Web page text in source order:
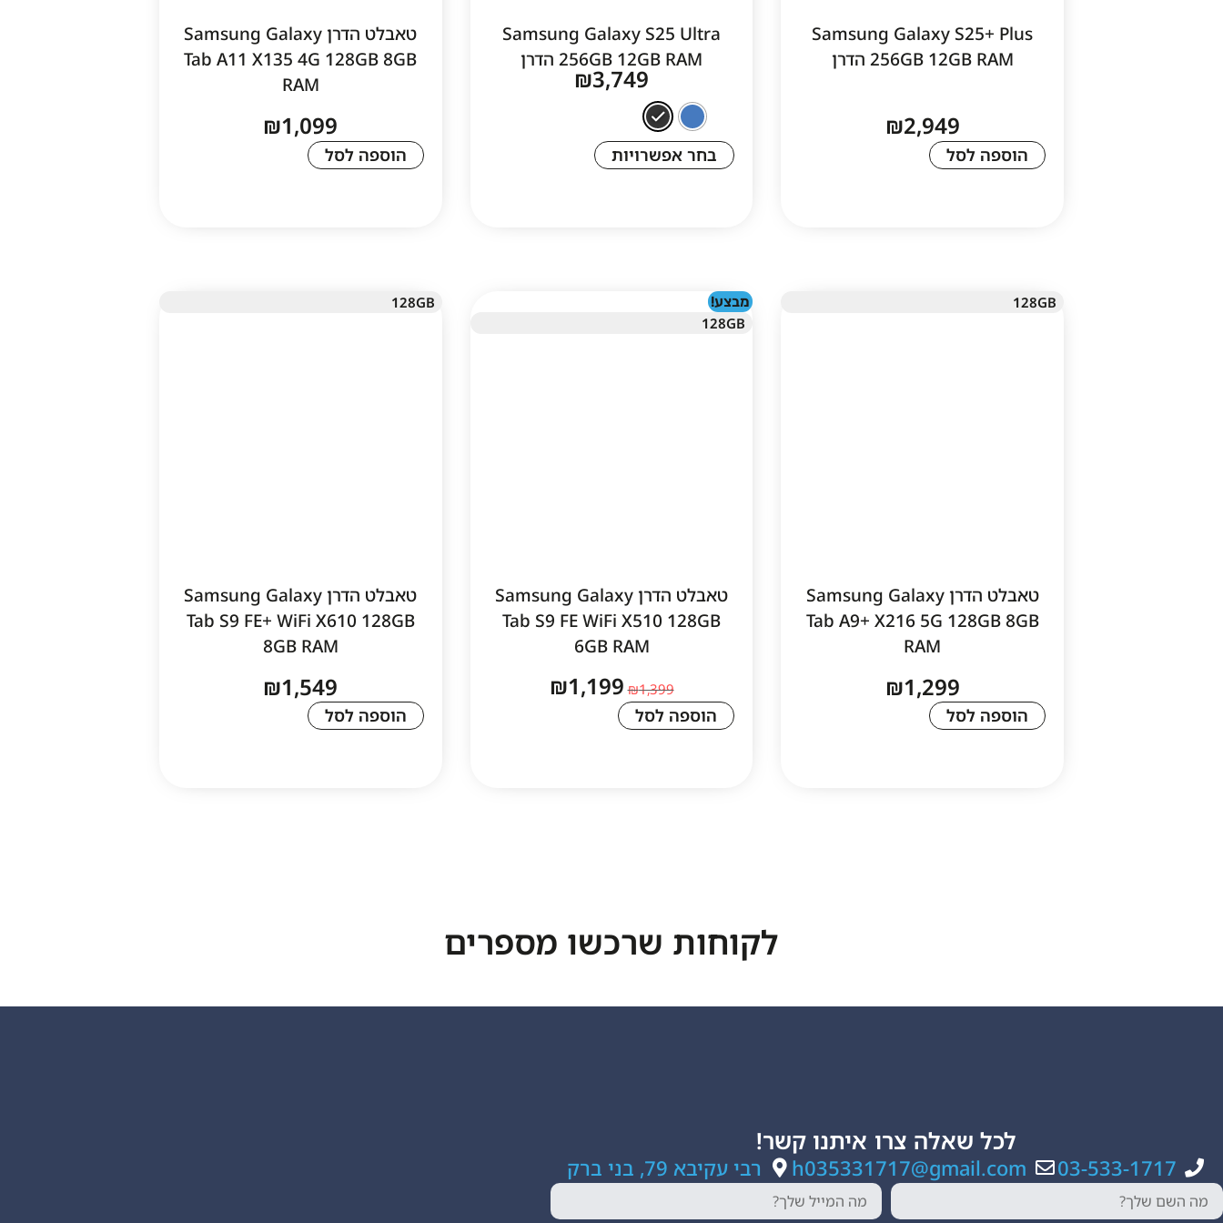
Samsung Galaxy S25+ Plus
256GB 12GB RAM הדרן
₪2,949
הוספה לסל
Samsung Galaxy S25 Ultra
256GB 12GB RAM הדרן
₪3,749
בחר אפשרויות
טאבלט הדרן Samsung Galaxy
Tab A11 X135 4G 128GB 8GB
RAM
₪1,099
הוספה לסל
טאבלט הדרן Samsung Galaxy
Tab A9+ X216 5G 128GB 8GB
RAM
₪1,299
הוספה לסל
128GB
טאבלט הדרן Samsung Galaxy
Tab S9 FE WiFi X510 128GB
6GB RAM
₪1,399
₪1,199
הוספה לסל
מבצע!
128GB
טאבלט הדרן Samsung Galaxy
Tab S9 FE+ WiFi X610 128GB
8GB RAM
₪1,549
הוספה לסל
128GB
לקוחות שרכשו מספרים
לכל שאלה צרו איתנו קשר!
03-533-1717
h035331717@gmail.com רבי עקיבא 79, בני ברק